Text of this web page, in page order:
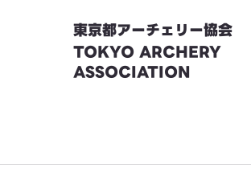
東京都アーチェリー協会
TOKYO ARCHERY
ASSOCIATION